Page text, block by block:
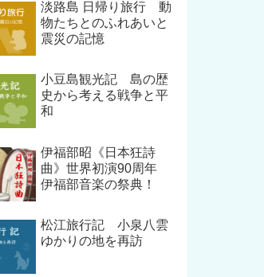
淡路島 日帰り旅行 動
物たちとのふれあいと
震災の記憶
小豆島観光記 島の歴
史から考える戦争と平
和
伊福部昭《日本狂詩
曲》世界初演90周年
伊福部音楽の祭典！
松江旅行記 小泉八雲
ゆかりの地を再訪